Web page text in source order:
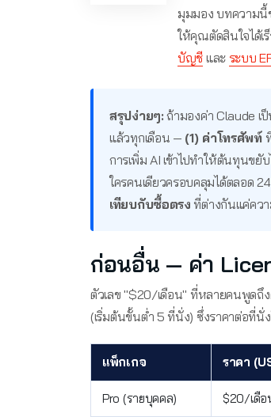
มุมมอง บทความนี้
ให้คุณตัดสินใจได้เ
บัญชี และ ระบบ
สรุปง่ายๆ: ถ้ามองค่า Claude เ
แล้วทุกเดือน — (1) ค่าโทรศัพท์
การเพิ่ม AI เข้าไปทำให้ต้นทุนขยั
ใครคนเดียวครอบคลุมได้ตลอด
เทียบกับซื้อตรง ที่ต่างกันแค่คว
ก่อนอื่น — ค่า
ตัวเลข "$20/เดือน" ที่หลายคนพูดถึง
(เริ่มต้นขั้นต่ำ 5 ที่นั่ง) ซึ่งราคาต่อที่นั่
แพ็กเกจ ราคา
Pro (รายบุคคล) $20/เดือ